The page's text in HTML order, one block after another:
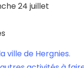
24 juillet
ville de Hergnies.